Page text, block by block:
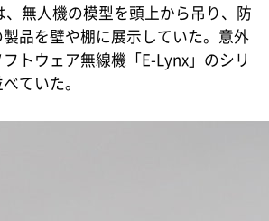
無人機の模型を頭上から吊り、防
品を壁や棚に展示していた。意外
トウェア無線機「E-Lynx」のシリ
ていた。